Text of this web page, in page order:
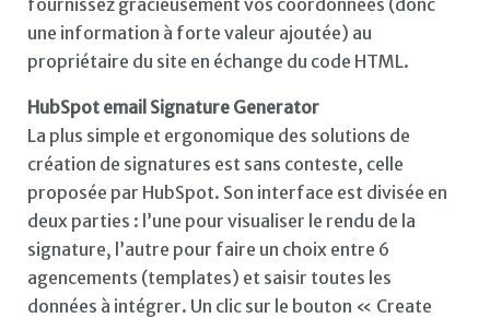
une information à forte valeur ajoutée) au
propriétaire du site en échange du code HTML.
HubSpot email Signature Generator
La plus simple et ergonomique des solutions de
création de signatures est sans conteste, celle
proposée par HubSpot. Son interface est divisée en
deux parties : l’une pour visualiser le rendu de la
signature, l’autre pour faire un choix entre 6
agencements (templates) et saisir toutes les
données à intégrer. Un clic sur le bouton « Create